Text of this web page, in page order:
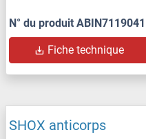
N° du produit ABIN7119041
Fiche technique
SHOX anticorps